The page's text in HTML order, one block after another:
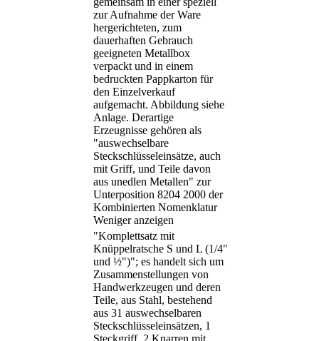
zur Aufnahme der Ware
hergerichteten, zum
dauerhaften Gebrauch
geeigneten Metallbox
verpackt und in einem
bedruckten Pappkarton für
den Einzelverkauf
aufgemacht. Abbildung siehe
Anlage. Derartige
Erzeugnisse gehören als
"auswechselbare
Steckschlüsseleinsätze, auch
mit Griff, und Teile davon
aus unedlen Metallen" zur
Unterposition 8204 2000 der
Kombinierten Nomenklatur
Weniger anzeigen
"Komplettsatz mit
Knüppelratsche S und L (1/4"
und ½")"; es handelt sich um
Zusammenstellungen von
Handwerkzeugen und deren
Teile, aus Stahl, bestehend
aus 31 auswechselbaren
Steckschlüsseleinsätzen, 1
Steckgriff, 2 Knarren mit